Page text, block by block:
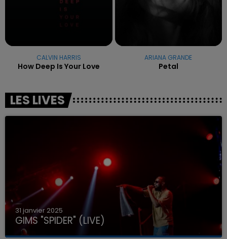
CALVIN HARRIS
How Deep Is Your Love
ARIANA GRANDE
Petal
LES LIVES
31 janvier 2025
GIMS "SPIDER" (LIVE)